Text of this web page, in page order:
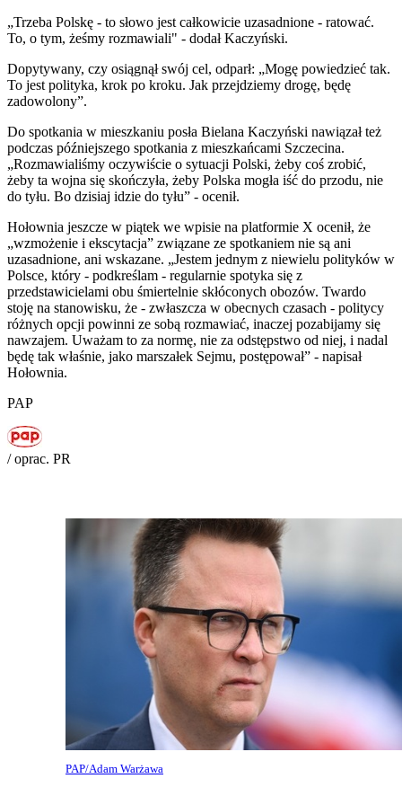
„Trzeba Polskę - to słowo jest całkowicie uzasadnione - ratować.
To, o tym, żeśmy rozmawiali" - dodał Kaczyński.
Dopytywany, czy osiągnął swój cel, odparł: „Mogę powiedzieć tak.
To jest polityka, krok po kroku. Jak przejdziemy drogę, będę
zadowolony”.
Do spotkania w mieszkaniu posła Bielana Kaczyński nawiązał też
podczas późniejszego spotkania z mieszkańcami Szczecina.
„Rozmawialiśmy oczywiście o sytuacji Polski, żeby coś zrobić,
żeby ta wojna się skończyła, żeby Polska mogła iść do przodu, nie
do tyłu. Bo dzisiaj idzie do tyłu” - ocenił.
Hołownia jeszcze w piątek we wpisie na platformie X ocenił, że
„wzmożenie i ekscytacja” związane ze spotkaniem nie są ani
uzasadnione, ani wskazane. „Jestem jednym z niewielu polityków w
Polsce, który - podkreślam - regularnie spotyka się z
przedstawicielami obu śmiertelnie skłóconych obozów. Twardo
stoję na stanowisku, że - zwłaszcza w obecnych czasach - politycy
różnych opcji powinni ze sobą rozmawiać, inaczej pozabijamy się
nawzajem. Uważam to za normę, nie za odstępstwo od niej, i nadal
będę tak właśnie, jako marszałek Sejmu, postępował” - napisał
Hołownia.
PAP
/ oprac. PR
PAP/Adam Warżawa